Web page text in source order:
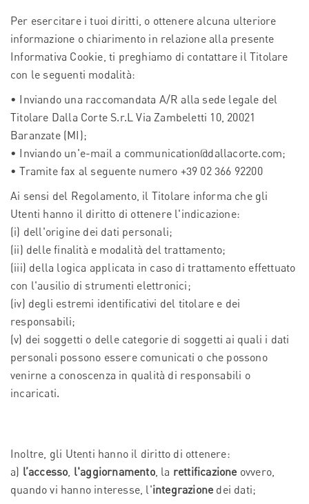
Per esercitare i tuoi diritti, o ottenere alcuna ulteriore
informazione o chiarimento in relazione alla presente
Informativa Cookie, ti preghiamo di contattare il Titolare
con le seguenti modalità:
• Inviando una raccomandata A/R alla sede legale del
Titolare Dalla Corte S.r.L Via Zambeletti 10, 20021
Baranzate (MI);
• Inviando un'e-mail a communication@dallacorte.com;
• Tramite fax al seguente numero +39 02 366 92200
Ai sensi del Regolamento, il Titolare informa che gli
Utenti hanno il diritto di ottenere l'indicazione:
(i) dell'origine dei dati personali;
(ii) delle finalità e modalità del trattamento;
(iii) della logica applicata in caso di trattamento effettuato
con l'ausilio di strumenti elettronici;
(iv) degli estremi identificativi del titolare e dei
responsabili;
(v) dei soggetti o delle categorie di soggetti ai quali i dati
personali possono essere comunicati o che possono
venirne a conoscenza in qualità di responsabili o
incaricati.
Inoltre, gli Utenti hanno il diritto di ottenere:
a) l’accesso, l'aggiornamento, la rettificazione ovvero,
quando vi hanno interesse, l'integrazione dei dati;